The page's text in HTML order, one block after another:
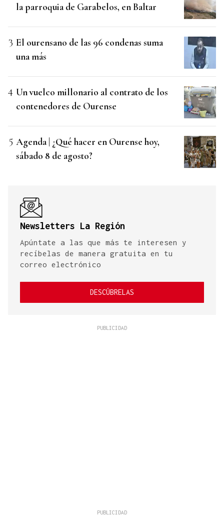
la parroquia de Garabelos, en Baltar
El ourensano de las 96 condenas suma
una más
Un vuelco millonario al contrato de los
contenedores de Ourense
Agenda | ¿Qué hacer en Ourense hoy,
sábado 8 de agosto?
Newsletters La Región
Apúntate a las que más te interesen y
recíbelas de manera gratuita en tu
correo electrónico
DESCÚBRELAS